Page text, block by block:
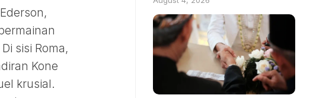
sisi Roma,
Kone
krusial.